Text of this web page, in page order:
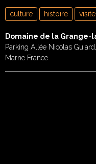
culture histoire
Domaine de la Grange-
Parking Allée Nicolas
Marne France